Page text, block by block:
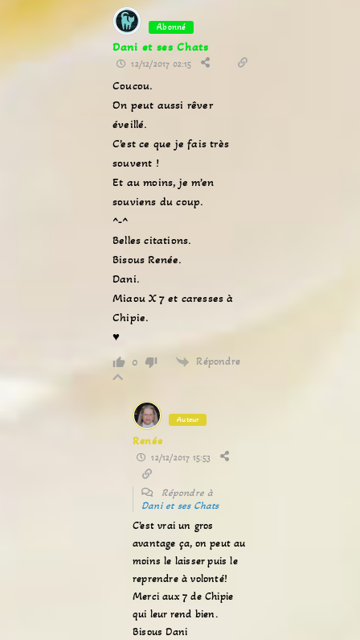
Abonné
Dani et ses Chats
12/12/2017 02:15
Coucou.
On peut aussi rêver
éveillé.
C’est ce que je fais très
souvent !
Et au moins, je m’en
souviens du coup.
^-^
Belles citations.
Bisous Renée.
Dani.
Miaou X 7 et caresses à
Chipie.
♥
0 Répondre
Auteur
Renée
12/12/2017 15:53
Répondre à
Dani et ses Chats
C’est vrai un gros
avantage ça, on peut au
moins le laisser puis le
reprendre à volonté!
Merci aux 7 de Chipie
qui leur rend bien.
Bisous Dani